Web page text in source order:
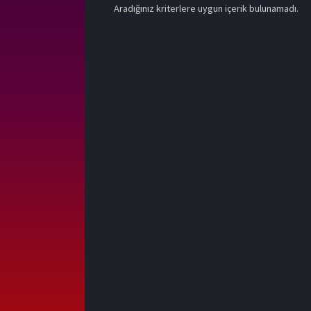
Aradığınız kriterlere uygun içerik bulunamadı.